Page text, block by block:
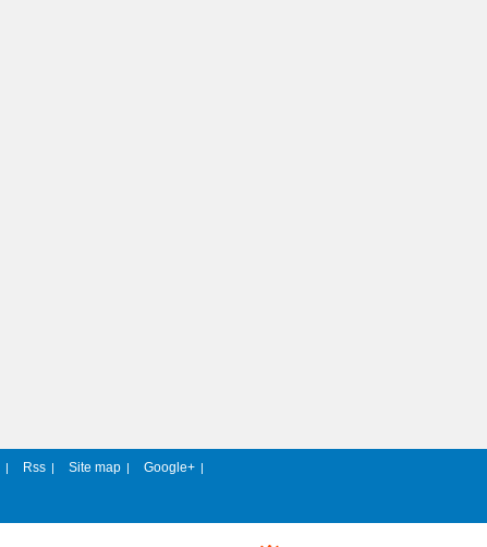
| Rss | Site map | Google+ |